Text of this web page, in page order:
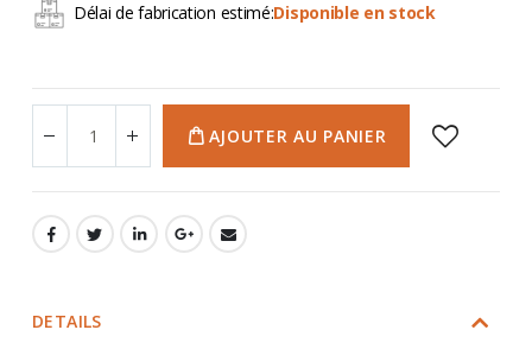
Délai de fabrication estimé:Disponible en stock
AJOUTER AU PANIER
DETAILS